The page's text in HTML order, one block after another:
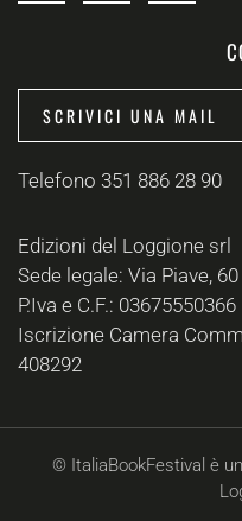
SCRIVICI UNA MAIL
Telefono 351 886 28 90
Edizioni del Loggione srl
Sede legale: Via Piave,
P.Iva e C.F.: 03675550366
Iscrizione Camera
408292
© ItaliaBookFestival è